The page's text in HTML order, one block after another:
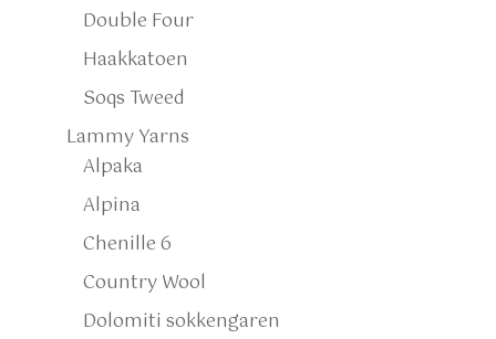
Double Four
Haakkatoen
Soqs Tweed
Lammy Yarns
Alpaka
Alpina
Chenille 6
Country Wool
Dolomiti sokkengaren